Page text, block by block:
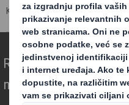
Korporativna stranica O
Redefiniranje
mijenja